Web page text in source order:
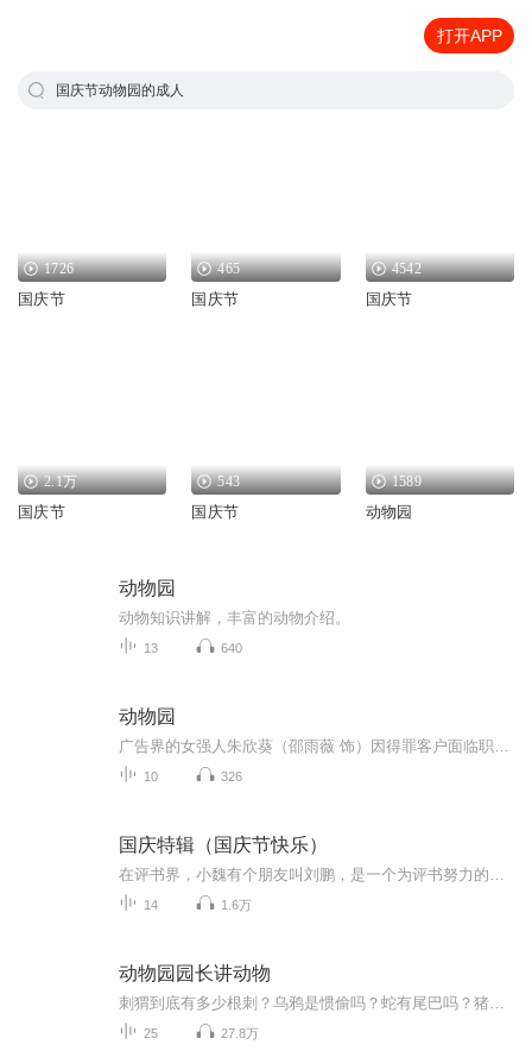
打开APP
国庆节动物园的成人
1726
国庆节
465
国庆节
4542
国庆节
2.1万
国庆节
543
国庆节
1589
动物园
动物园
动物知识讲解，丰富的动物介绍。
13 640
动物园
10 326
国庆特辑（国庆节快乐）
14 1.6万
动物园园长讲动物
25 27.8万